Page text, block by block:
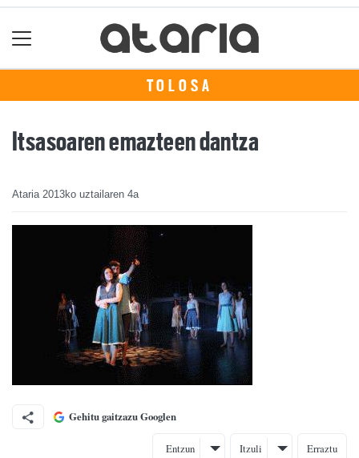
TOLOSA
Itsasoaren emazteen dantza
Ataria 2013ko uztailaren 4a
Gehitu gaitzazu Googlen
Entzun Itzuli Erraztu